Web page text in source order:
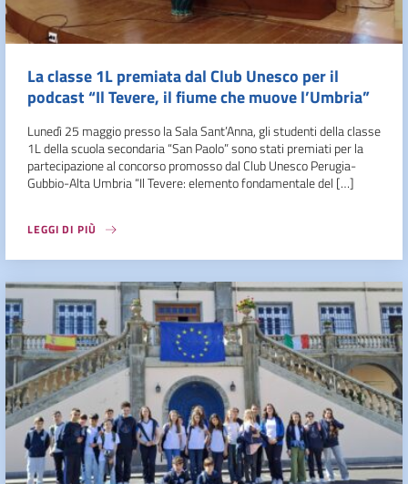
La classe 1L premiata dal Club Unesco per il
podcast “Il Tevere, il fiume che muove l’Umbria”
Lunedì 25 maggio presso la Sala Sant’Anna, gli studenti della classe
1L della scuola secondaria “San Paolo” sono stati premiati per la
partecipazione al concorso promosso dal Club Unesco Perugia-
Gubbio-Alta Umbria “Il Tevere: elemento fondamentale del […]
LEGGI DI PIÙ